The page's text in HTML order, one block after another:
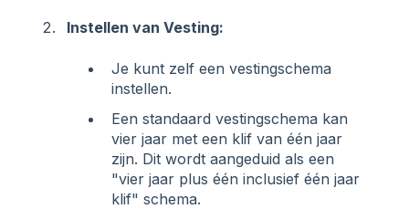
Instellen van Vesting:
Je kunt zelf een vestingschema
instellen.
Een standaard vestingschema kan
vier jaar met een klif van één jaar
zijn. Dit wordt aangeduid als een
"vier jaar plus één inclusief één jaar
klif" schema.